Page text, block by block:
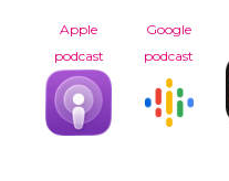
Apple
podcast
Google
podcast